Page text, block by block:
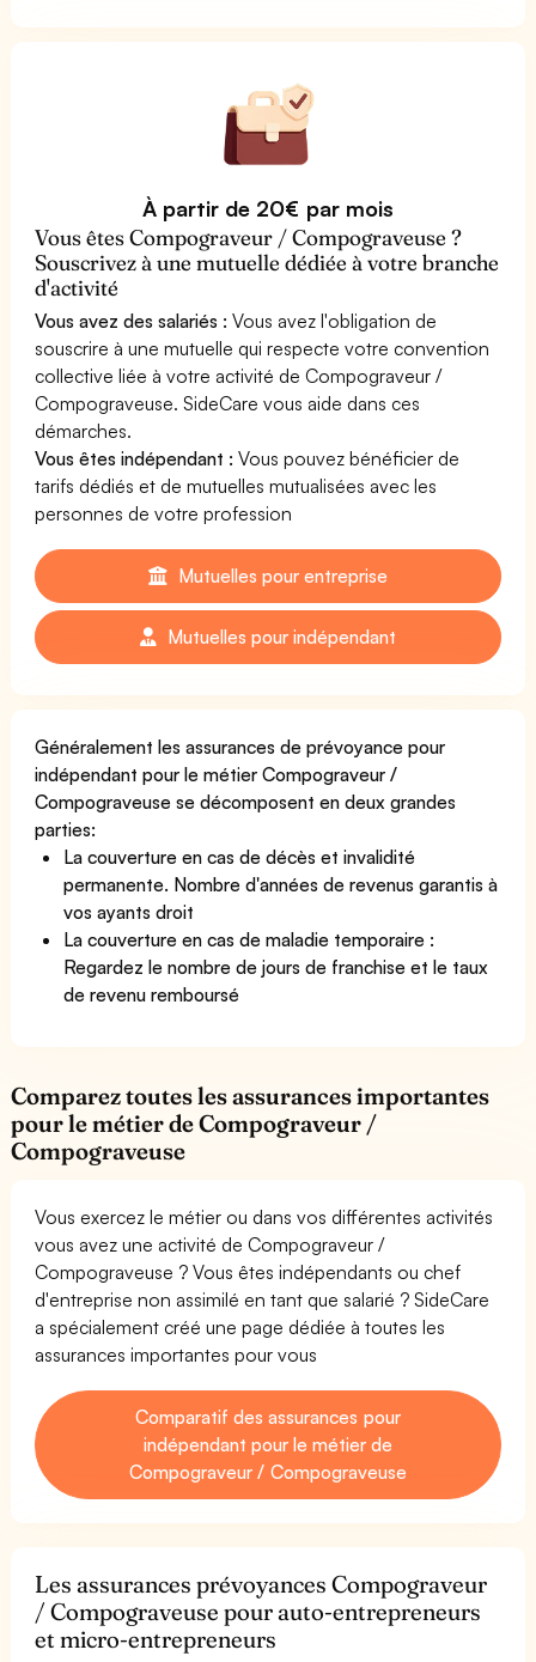
À partir de 20€ par mois
Vous êtes Compograveur / Compograveuse ?
Souscrivez à une mutuelle dédiée à votre branche
d'activité
Vous avez des salariés : Vous avez l'obligation de
souscrire à une mutuelle qui respecte votre convention
collective liée à votre activité de Compograveur /
Compograveuse. SideCare vous aide dans ces
démarches.
Vous êtes indépendant : Vous pouvez bénéficier de
tarifs dédiés et de mutuelles mutualisées avec les
personnes de votre profession
Mutuelles pour entreprise
Mutuelles pour indépendant
Généralement les assurances de prévoyance pour
indépendant pour le métier Compograveur /
Compograveuse se décomposent en deux grandes
parties:
La couverture en cas de décès et invalidité
permanente. Nombre d'années de revenus garantis à
vos ayants droit
La couverture en cas de maladie temporaire :
Regardez le nombre de jours de franchise et le taux
de revenu remboursé
Comparez toutes les assurances importantes
pour le métier de Compograveur /
Compograveuse
Vous exercez le métier ou dans vos différentes activités
vous avez une activité de Compograveur /
Compograveuse ? Vous êtes indépendants ou chef
d'entreprise non assimilé en tant que salarié ? SideCare
a spécialement créé une page dédiée à toutes les
assurances importantes pour vous
Comparatif des assurances pour
indépendant pour le métier de
Compograveur / Compograveuse
Les assurances prévoyances Compograveur
/ Compograveuse pour auto-entrepreneurs
et micro-entrepreneurs